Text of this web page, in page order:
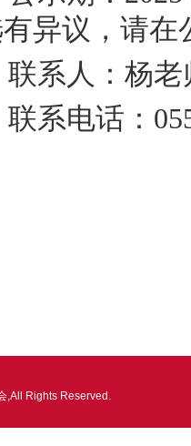
异议，请在
联系人：杨老
联系电话：
,All Rights Reserved.